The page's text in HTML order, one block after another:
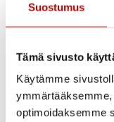
Suostumus
Tämä sivusto
Käytämme
optimoidaksemme
14,00€(alv
Varastossa
Toimitusaika 1–3
arkipäivää